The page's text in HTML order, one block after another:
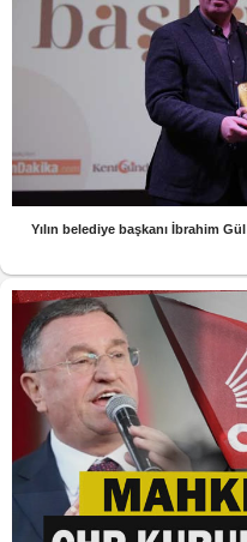
Yılın belediye başkanı İbrahim Gül